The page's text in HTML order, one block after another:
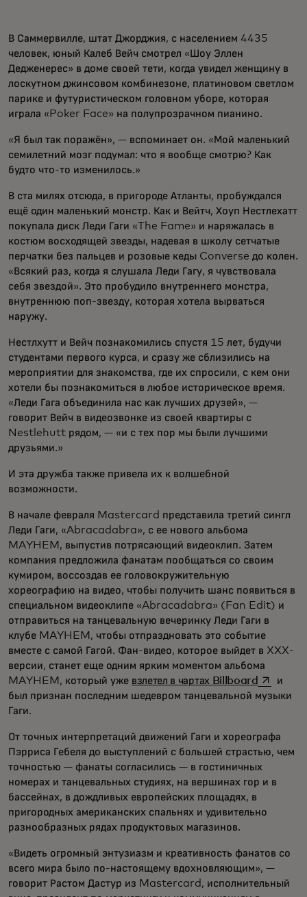
В Саммервилле, штат Джорджия, с населением 4435
человек, юный Калеб Вейч смотрел «Шоу Эллен
Дедженерес» в доме своей тети, когда увидел женщину в
лоскутном джинсовом комбинезоне, платиновом светлом
парике и футуристическом головном уборе, которая
играла «Poker Face» на полупрозрачном пианино.
«Я был так поражён», — вспоминает он. «Мой маленький
семилетний мозг подумал: что я вообще смотрю? Как
будто что-то изменилось.»
В ста милях отсюда, в пригороде Атланты, пробуждался
ещё один маленький монстр. Как и Вейтч, Хоуп Нестлехатт
покупала диск Леди Гаги «The Fame» и наряжалась в
костюм восходящей звезды, надевая в школу сетчатые
перчатки без пальцев и розовые кеды Converse до колен.
«Всякий раз, когда я слушала Леди Гагу, я чувствовала
себя звездой». Это пробудило внутреннего монстра,
внутреннюю поп-звезду, которая хотела вырваться
наружу.
Нестлхутт и Вейч познакомились спустя 15 лет, будучи
студентами первого курса, и сразу же сблизились на
мероприятии для знакомства, где их спросили, с кем они
хотели бы познакомиться в любое историческое время.
«Леди Гага объединила нас как лучших друзей», —
говорит Вейч в видеозвонке из своей квартиры с
Nestlehutt рядом, — «и с тех пор мы были лучшими
друзьями.»
И эта дружба также привела их к волшебной
возможности.
В начале февраля Mastercard представила третий сингл
Леди Гаги, «Abracadabra», с ее нового альбома
MAYHEM, выпустив потрясающий видеоклип. Затем
компания предложила фанатам пообщаться со своим
кумиром, воссоздав ее головокружительную
хореографию на видео, чтобы получить шанс появиться в
специальном видеоклипе «Abracadabra» (Fan Edit) и
отправиться на танцевальную вечеринку Леди Гаги в
клубе MAYHEM, чтобы отпраздновать это событие
вместе с самой Гагой. Фан-видео, которое выйдет в XXX-
версии, станет еще одним ярким моментом альбома
MAYHEM, который уже взлетел в чартах Billboard opens in
и
был признан последним шедевром танцевальной музыки
Гаги.
От точных интерпретаций движений Гаги и хореографа
Пэрриса Гебеля до выступлений с большей страстью, чем
точностью — фанаты согласились — в гостиничных
номерах и танцевальных студиях, на вершинах гор и в
бассейнах, в дождливых европейских площадях, в
пригородных американских спальнях и удивительно
разнообразных рядах продуктовых магазинов.
«Видеть огромный энтузиазм и креативность фанатов со
всего мира было по-настоящему вдохновляющим», —
говорит Растом Дастур из Mastercard, исполнительный